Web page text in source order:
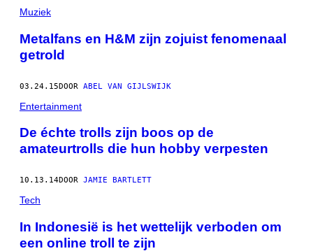
Muziek
Metalfans en H&M zijn zojuist fenomenaal
getrold
03.24.15DOOR ABEL VAN GIJLSWIJK
Entertainment
De échte trolls zijn boos op de
amateurtrolls die hun hobby verpesten
10.13.14DOOR JAMIE BARTLETT
Tech
In Indonesië is het wettelijk verboden om
een online troll te zijn